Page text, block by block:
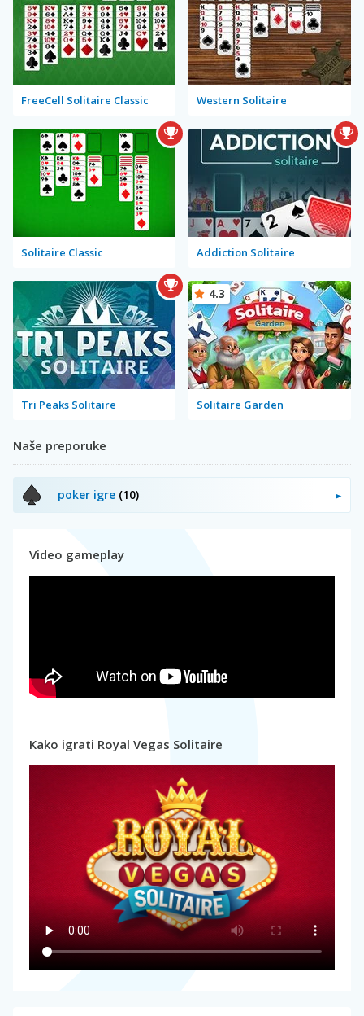
FreeCell Solitaire Classic Western Solitaire
Solitaire Classic Addiction Solitaire
Tri Peaks Solitaire Solitaire Garden
4.3
Naše preporuke
poker igre (10)
Video gameplay
Kako igrati Royal Vegas Solitaire